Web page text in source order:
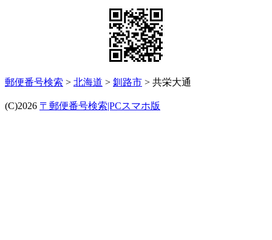
郵便番号検索 > 北海道 > 釧路市 > 共栄大通
(C)2026 〒郵便番号検索|PCスマホ版